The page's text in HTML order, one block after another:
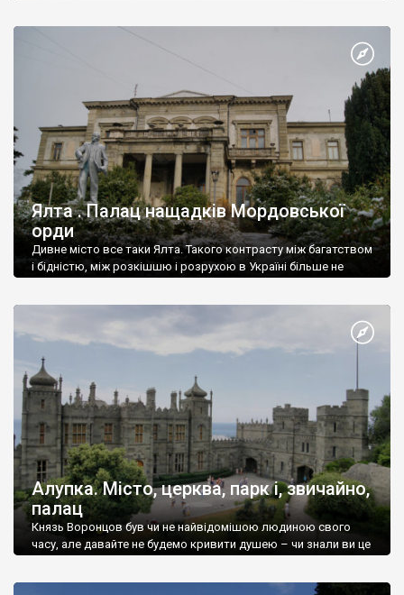
Ялта . Палац нащадків Мордовської
орди
Дивне місто все таки Ялта. Такого контрасту між багатством
і бідністю, між розкішшю і розрухою в Україні більше не
Алупка. Місто, церква, парк і, звичайно,
палац
Князь Воронцов був чи не найвідомішою людиною свого
часу, але давайте не будемо кривити душею – чи знали ви це